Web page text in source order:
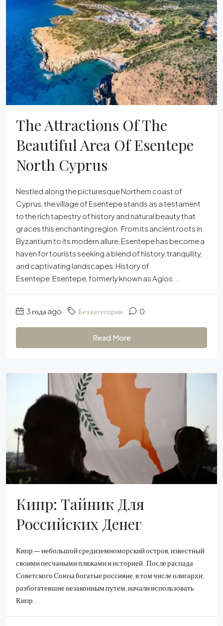
The Attractions Of The
Beautiful Area Of Esentepe
North Cyprus
Nestled along the picturesque Northern coast of
Cyprus, the village of Esentepe stands as a testament
to the rich tapestry of history and natural beauty that
graces this enchanting region. From its ancient roots in
Byzantium to its modern allure, Esentepe has become a
haven for tourists seeking a blend of history, tranquility,
and captivating landscapes.History of
Esentepe:Esentepe, formerly known as Agios...
3 года ago Без категории 0
Read More
Кипр: Тайник Для
Российских Денег
Кипр — небольшой средиземноморский остров, известный
своими песчаными пляжами и историей. После распада
Советского Союза богатые россияне, в том числе олигархи,
разбогатевшие незаконным путем, начали использовать
Кипр...